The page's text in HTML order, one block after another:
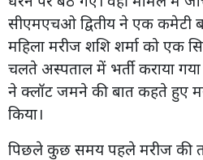
सीएमएचओ द्वितीय ने एक कमेटी
महिला मरीज शशि शर्मा को एक
चलते अस्पताल में भर्ती कराया
ने क्लॉट जमने की बात कहते हुए
किया।
पिछले कुछ समय पहले मरीज की